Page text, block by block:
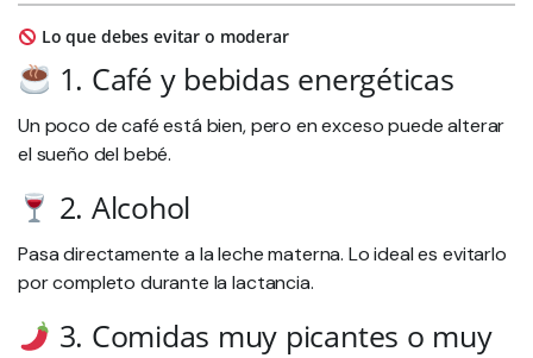
Lo que debes evitar o moderar
1. Café y bebidas energéticas
Un poco de café está bien, pero en exceso puede alterar
el sueño del bebé.
2. Alcohol
Pasa directamente a la leche materna. Lo ideal es evitarlo
por completo durante la lactancia.
3. Comidas muy picantes o muy